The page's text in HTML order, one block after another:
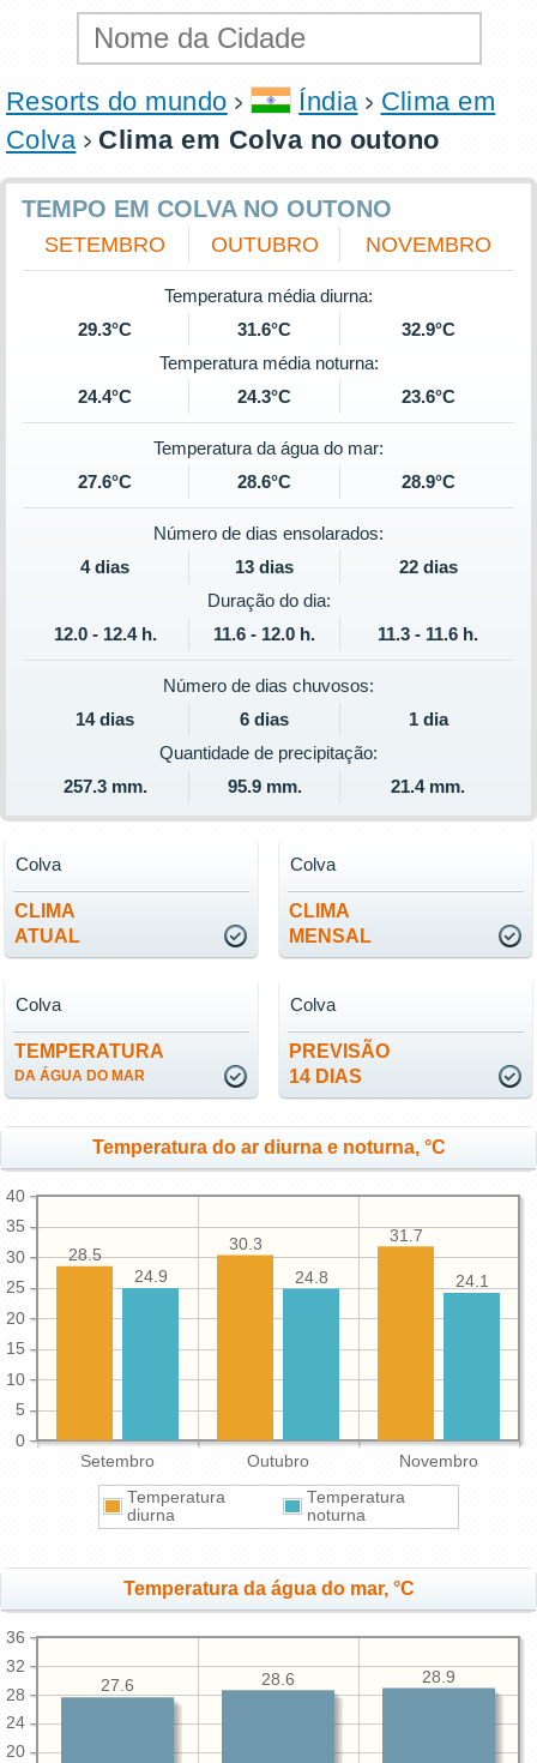
Resorts do mundo Índia
Clima em
Colva
Clima em Colva no outono
TEMPO EM COLVA NO OUTONO
SETEMBRO OUTUBRO NOVEMBRO
Temperatura média diurna:
29.3°C
31.6°C
32.9°C
Temperatura média noturna:
24.4°C
24.3°C 23.6°C
Temperatura da água do mar:
27.6°C
28.6°C 28.9°C
Número de dias ensolarados:
4 dias
13 dias
22 dias
Duração do dia:
12.0 - 12.4 h.
11.6 - 12.0 h. 11.3 - 11.6 h.
Número de dias chuvosos:
14 dias
6 dias
1 dia
Quantidade de precipitação:
257.3 mm.
95.9 mm. 21.4 mm.
CLIMA
ATUAL
Colva
CLIMA
MENSAL
Colva
TEMPERATURA
DA ÁGUA DO MAR
Colva
PREVISÃO
14 DIAS
Colva
Temperatura do ar diurna e noturna, °C
Setembro Outubro Novembro
0
5
10
15
20
25
30
35
40
31.7
30.3
28.5
24.1
24.8
24.9
Temperatura
diurna
Temperatura
noturna
Temperatura da água do mar, °C
20
24
28
32
36
28.9
28.6
27.6